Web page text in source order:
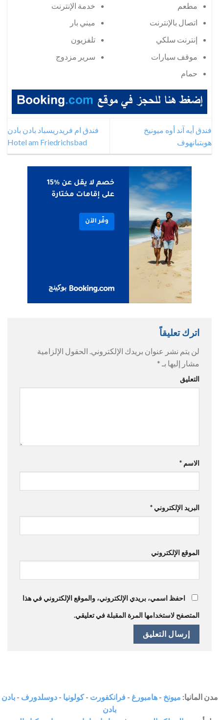
مطعم
اتصال بالإنترنت
إنترنت سلكي
موقف سيارات
حمام
خدمة الإنترنت
ميني بار
تلفزيون
سرير مزدوج
فندق أيه آند أوه ميونيخ
هوبتبانهوف
فندق ام فريدريسباد بادن بادن
Hotel am Friedrichsbad
اترك تعليقاً
لن يتم نشر عنوان بريدك الإلكتروني. الحقول الإلزامية
مشار إليها بـ *
التعليق
الاسم *
البريد الإلكتروني *
الموقع الإلكتروني
احفظ اسمي، بريدي الإلكتروني، والموقع الإلكتروني في هذا
المتصفح لاستخدامها المرة المقبلة في تعليقي.
مدن المانيا: ميونخ -هامبورغ - فرانكفورت -كولونيا -دوسلدورف -بادن
بادن